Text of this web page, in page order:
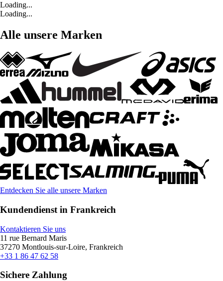
Loading...
Loading...
Alle unsere Marken
Entdecken Sie alle unsere Marken
Kundendienst in Frankreich
Kontaktieren Sie uns
11 rue Bernard Maris
37270 Montlouis-sur-Loire, Frankreich
+33 1 86 47 62 58
Sichere Zahlung